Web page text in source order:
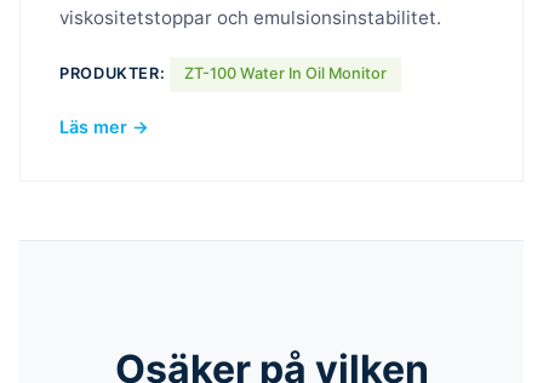
viskositetstoppar och emulsionsinstabilitet.
PRODUKTER: ZT-100 Water In Oil Monitor
Läs mer →
Osäker på vilken